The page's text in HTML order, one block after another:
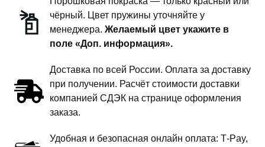
чёрный. Цвет пружины уточняйте у
менеджера. Желаемый цвет укажите в
поле «Доп. информация».
Доставка по всей России. Оплата за доставку
при получении. Расчёт стоимости доставки
компанией СДЭК на странице оформления
заказа.
Удобная и безопасная онлайн оплата: T‑Pay,